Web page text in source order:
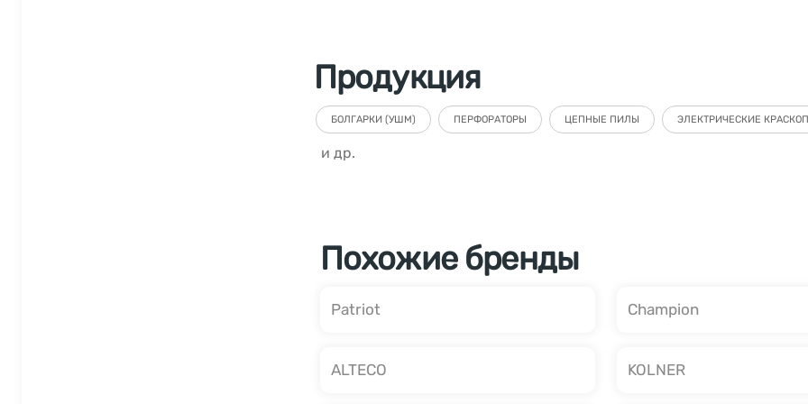
Продукция
БОЛГАРКИ (УШМ) ПЕРФОРАТОРЫ ЦЕПНЫЕ ПИЛЫ ЭЛЕКТРИЧЕСКИЕ
и др.
Похожие бренды
Patriot Champion
ALTECO KOLNER